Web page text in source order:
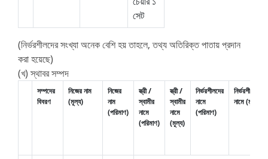
সেট
(নির্ভরশীলদের সংখ্যা অনেক বেশি হয় তাহলে, তথ্য অতিরিক্ত পাতায় প্রদান
করা হয়েছে)
(খ) স্থাবর সম্পদ
সম্পদের
বিবরণ
নিজের নাম
(মূল্য)
নিজের
নাম
(পরিমাণ)
স্ত্রী /
স্বামীর
নামে
(পরিমাণ)
স্ত্রী /
স্বামীর
নামে
(মূল্য)
নির্ভরশীলদের
নামে
(পরিমাণ)
নির্ভরশীলদের
নামে (মূল্য)